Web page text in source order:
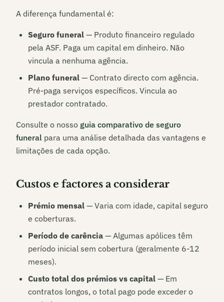
A diferença fundamental é:
Seguro funeral — Produto financeiro regulado
pela ASF. Paga um capital em dinheiro. Não
vincula a nenhuma agência.
Plano funeral — Contrato directo com agência.
Pré-paga serviços específicos. Vincula ao
prestador contratado.
Consulte o nosso guia comparativo de seguro
funeral para uma análise detalhada das vantagens e
limitações de cada opção.
Custos e factores a considerar
Prémio mensal — Varia com idade, capital seguro
e coberturas.
Período de carência — Algumas apólices têm
período inicial sem cobertura (geralmente 6-12
meses).
Custo total dos prémios vs capital — Em
contratos longos, o total pago pode exceder o